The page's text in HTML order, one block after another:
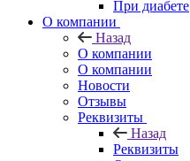
При диабете
О компании
Назад
О компании
О компании
Новости
Отзывы
Реквизиты
Назад
Реквизиты